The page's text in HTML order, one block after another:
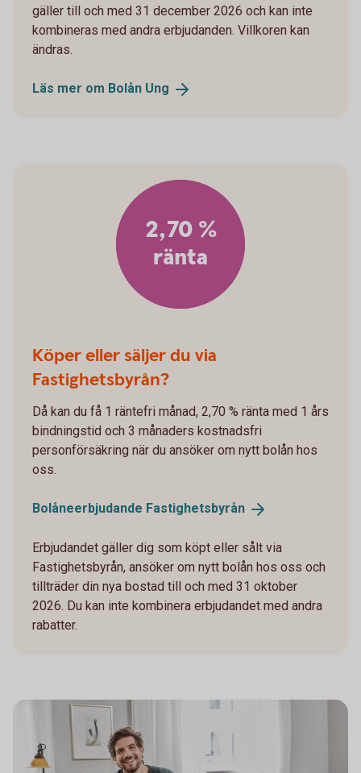
gäller till och med 31 december 2026 och kan inte
kombineras med andra erbjudanden. Villkoren kan
ändras.
Läs mer om Bolån Ung
Köper eller säljer du via
Fastighetsbyrån?
Då kan du få 1 räntefri månad, 2,70 % ränta med 1 års
bindningstid och 3 månaders kostnadsfri
personförsäkring när du ansöker om nytt bolån hos
oss.
Bolåneerbjudande Fastighetsbyrån
Erbjudandet gäller dig som köpt eller sålt via
Fastighetsbyrån, ansöker om nytt bolån hos oss och
tillträder din nya bostad till och med 31 oktober
2026. Du kan inte kombinera erbjudandet med andra
rabatter.
2,70 %
ränta